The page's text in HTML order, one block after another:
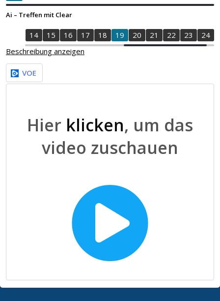
Ai – Treffen mit Clear
14 15 16 17 18 19 20 21 22 23 24
Beschreibung anzeigen
VOE
Hier klicken, um das
video zuschauen